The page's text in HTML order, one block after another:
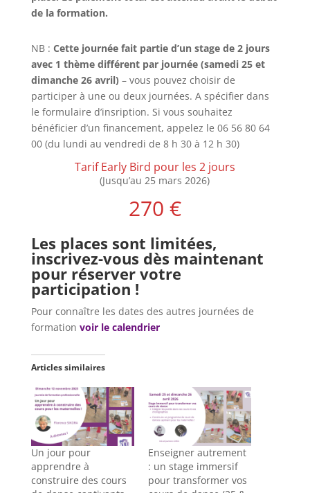
de la formation.
NB : Cette journée fait partie d’un stage de 2 jours
avec 1 thème différent par journée (samedi 25 et
dimanche 26 avril) – vous pouvez choisir de
participer à une ou deux journées. A spécifier dans
le formulaire d’insription. Si vous souhaitez
bénéficier d’un financement, appelez le 06 56 80 64
00 (du lundi au vendredi de 8 h 30 à 12 h 30)
Tarif Early Bird pour les 2 jours
(Jusqu’au 25 mars 2026)
270 €
Les places sont limitées,
inscrivez-vous dès maintenant
pour réserver votre
participation !
Pour connaître les dates des autres journées de
formation voir le calendrier
Articles similaires
Un jour pour
apprendre à
construire des cours
Enseigner autrement
: un stage immersif
pour transformer vos